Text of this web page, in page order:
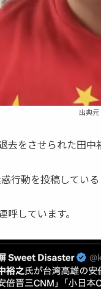
出典元
をさせられた田中
行動を投稿している
しています。